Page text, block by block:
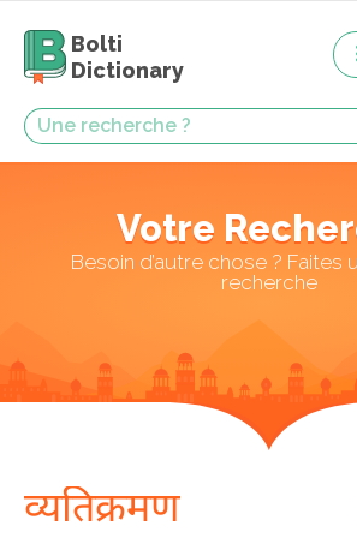
Bolti
Dictionary
Votre
Besoin d’autre chose ? Faites
recherche
व्यतिक्रमण